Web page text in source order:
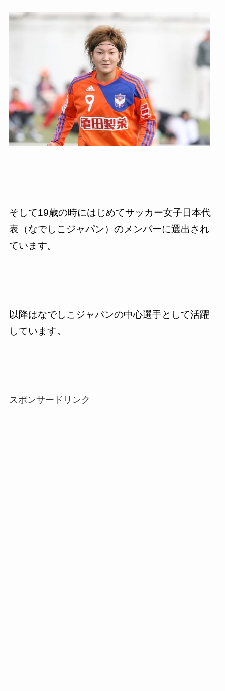
そして19歳の時にはじめてサッカー女子日本代
表（なでしこジャパン）のメンバーに選出され
ています。
以降はなでしこジャパンの中心選手として活躍
しています。
スポンサードリンク